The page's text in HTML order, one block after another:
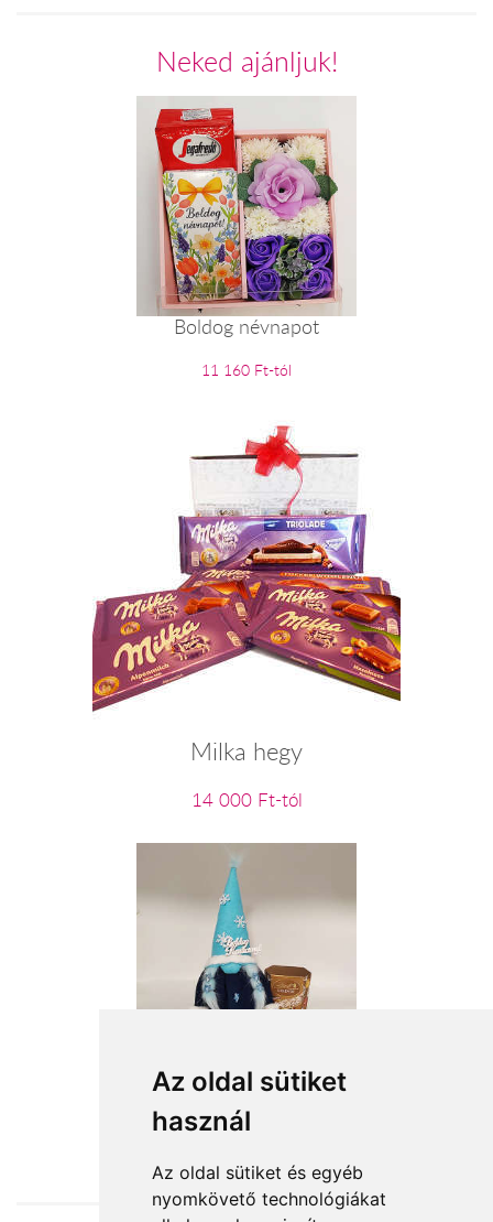
Az oldal sütiket
használ
Az oldal sütiket és egyéb
nyomkövető technológiákat
Neked ajánljuk!
Boldog névnapot
11 160 Ft-tól
Milka hegy
14 000 Ft-tól
Karácsonyi manólány kék ruhában
16 360 Ft-tól